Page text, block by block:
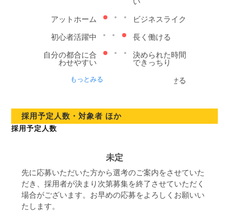
アットホーム ビジネスライク
初心者活躍中 長く働ける
自分の都合に合
わせやすい
決められた時間
できっちり
協調性がある 個性が活かせる
お客様との対話
は多い
は少ない
もっとみる
採用予定人数・対象者 ほか
採用予定人数
未定
先に応募いただいた方から選考のご案内をさせていた
だき、採用者が決まり次第募集を終了させていただく
場合がございます。お早めの応募をよろしくお願いい
たします。